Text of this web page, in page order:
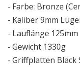
- Farbe: Bronze
- Kaliber 9mm
- Lauflänge 125mm
- Gewicht 1330g
- Griffplatten Black